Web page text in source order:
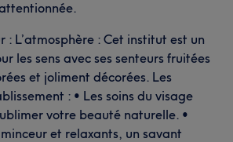
: L’atmosphère : Cet institut est un
les sens avec ses senteurs fruitées
et joliment décorées. Les
: • Les soins du visage
votre beauté naturelle. •
et relaxants, un savant